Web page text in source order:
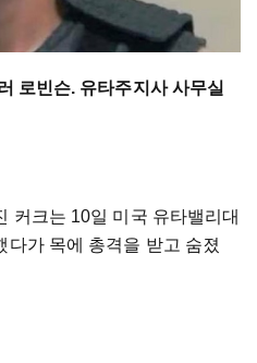
로빈슨. 유타주지사 사무실
커크는 10일 미국 유타밸리대
다가 목에 총격을 받고 숨졌